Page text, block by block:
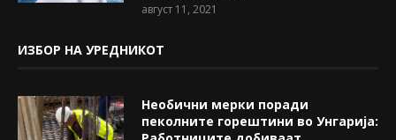
август 11, 2021
ИЗБОР НА УРЕДНИКОТ
Необични мерки поради
пеколните горештини во Унгарија: